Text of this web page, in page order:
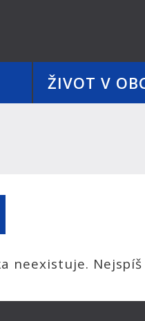
ŽIVOT V
neexistuje. Nejspíš